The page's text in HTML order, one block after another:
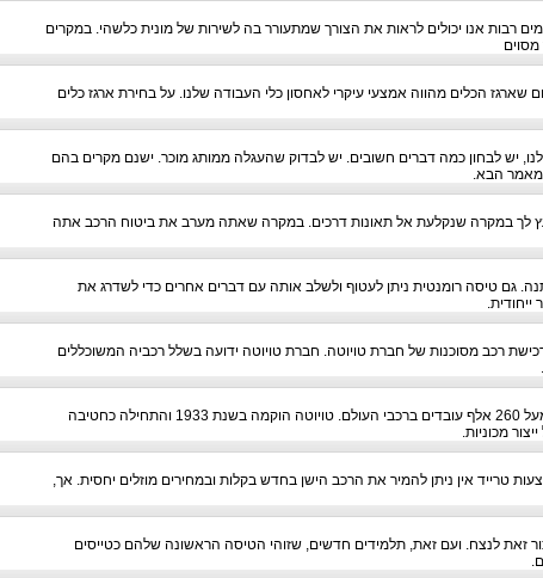
רבות אנו יכולים לראות את הצורך שמתעורר בה לשירות של מונית כלשהי. במקרים
שארגז הכלים מהווה אמצעי עיקרי לאחסון כלי העבודה שלנו. על בחירת ארגז כלים
יש לבחון כמה דברים חשובים. יש לבדוק שהעגלה ממותג מוכר. ישנם מקרים בהם
הבא.
לייעץ לך במקרה שנקלעת אל תאונות דרכים. במקרה שאתה מערב את ביטוח הרכב אתה
גם טיסה רומנטית ניתן לעטוף ולשלב אותה עם דברים אחרים כדי לשדרג את
ייחודית.
רכב מסוכנות של חברת טויוטה. חברת טויוטה ידועה בשלל רכביה המשוכללים
חברת טויוטה היא יצרנית הרכב השנייה בגודלה בעולם ומעסיקה מעל 260 אלף עובדים ברכבי העולם. טויוטה הוקמה בשנת 1933 והתחילה כחטיבה
מכוניות.
טרייד אין ניתן להמיר את הרכב הישן בחדש בקלות ובמחירים מוזלים יחסית. אך,
זאת לנצח. ועם זאת, תלמידים חדשים, שזוהי הטיסה הראשונה שלהם כטייסים